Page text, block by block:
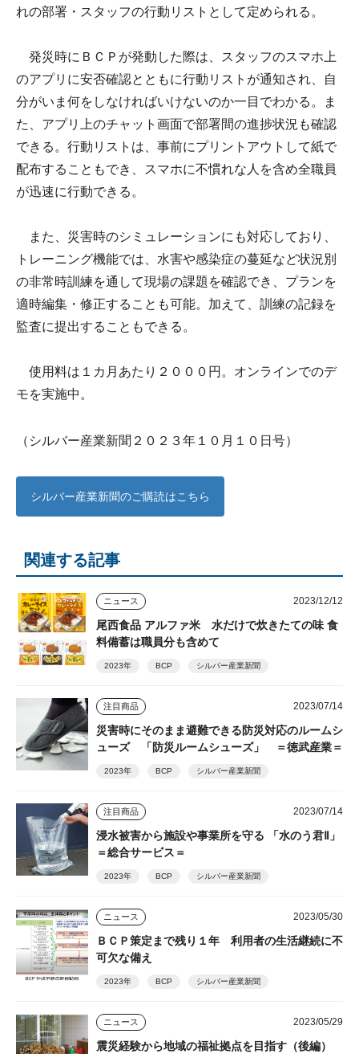
れの部署・スタッフの行動リストとして定められる。
発災時にＢＣＰが発動した際は、スタッフのスマホ上
のアプリに安否確認とともに行動リストが通知され、自
分がいま何をしなければいけないのか一目でわかる。ま
た、アプリ上のチャット画面で部署間の進捗状況も確認
できる。行動リストは、事前にプリントアウトして紙で
配布することもでき、スマホに不慣れな人を含め全職員
が迅速に行動できる。
また、災害時のシミュレーションにも対応しており、
トレーニング機能では、水害や感染症の蔓延など状況別
の非常時訓練を通して現場の課題を確認でき、プランを
適時編集・修正することも可能。加えて、訓練の記録を
監査に提出することもできる。
使用料は１カ月あたり２０００円。オンラインでのデ
モを実施中。
（シルバー産業新聞２０２３年１０月１０日号）
シルバー産業新聞のご購読はこちら
関連する記事
ニュース 2023/12/12
尾西食品 アルファ米 水だけで炊きたての味 食
料備蓄は職員分も含めて
2023年 BCP シルバー産業新聞
注目商品 2023/07/14
災害時にそのまま避難できる防災対応のルームシ
ューズ 「防災ルームシューズ」 ＝徳武産業＝
2023年 BCP シルバー産業新聞
注目商品 2023/07/14
浸水被害から施設や事業所を守る 「水のう君Ⅱ」
＝総合サービス＝
2023年 BCP シルバー産業新聞
ニュース 2023/05/30
ＢＣＰ策定まで残り１年 利用者の生活継続に不
可欠な備え
2023年 BCP シルバー産業新聞
ニュース 2023/05/29
震災経験から地域の福祉拠点を目指す（後編）